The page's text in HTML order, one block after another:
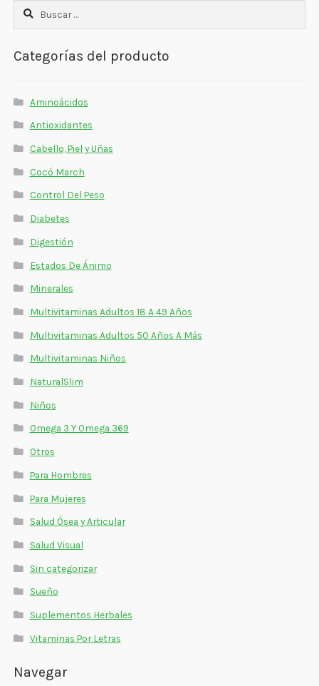
Estados De Ánimo
Cocó March
Aminoácidos
Salud Visual
Multivitaminas Adultos 50 Años A Más
Buscar:
Categorías del producto
Aminoácidos
Antioxidantes
Cabello, Piel y Uñas
Cocó March
Control Del Peso
Diabetes
Digestión
Estados De Ánimo
Minerales
Multivitaminas Adultos 18 A 49 Años
Multivitaminas Adultos 50 Años A Más
Multivitaminas Niños
NaturalSlim
Niños
Omega 3 Y Omega 369
Otros
Para Hombres
Para Mujeres
Salud Ósea y Articular
Salud Visual
Sin categorizar
Sueño
Suplementos Herbales
Vitaminas Por Letras
Navegar